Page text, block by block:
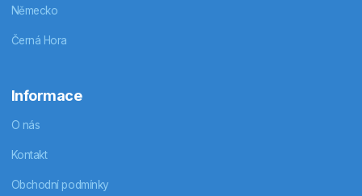
Německo
Černá Hora
Informace
O nás
Kontakt
Obchodní podmínky